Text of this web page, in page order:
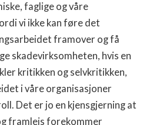
faglige og våre
vi ikke kan føre det
framover og få
skadevirksomheten, hvis en
kri­tikken og selvkritikken,
i våre organisa­sjoner
Det er jo en kjensgjerning at
framleis forekommer